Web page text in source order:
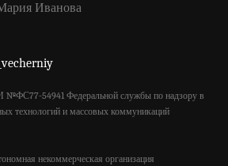
Иванова
№ФС77-54941 Федеральной службы по надзору в
технологий и массовых коммуникаций
некоммерческая организация